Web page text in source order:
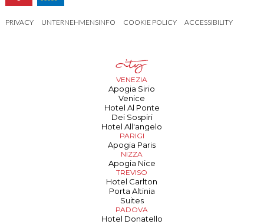
PRIVACY UNTERNEHMENSINFO COOKIE POLICY ACCESSIBILITY
VENEZIA
Apogia Sirio
Venice
Hotel Al Ponte
Dei Sospiri
Hotel All'angelo
PARIGI
Apogia Paris
NIZZA
Apogia Nice
TREVISO
Hotel Carlton
Porta Altinia
Suites
PADOVA
Hotel Donatello